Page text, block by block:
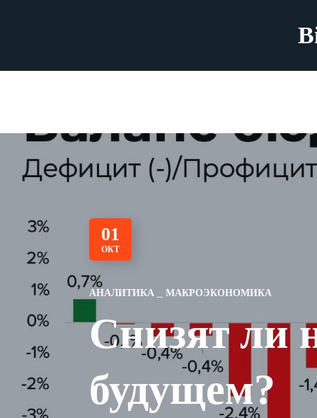
01
ОКТ
АНАЛИТИКА МАКРОЭКОНОМИКА
Снизят ли
будущем?